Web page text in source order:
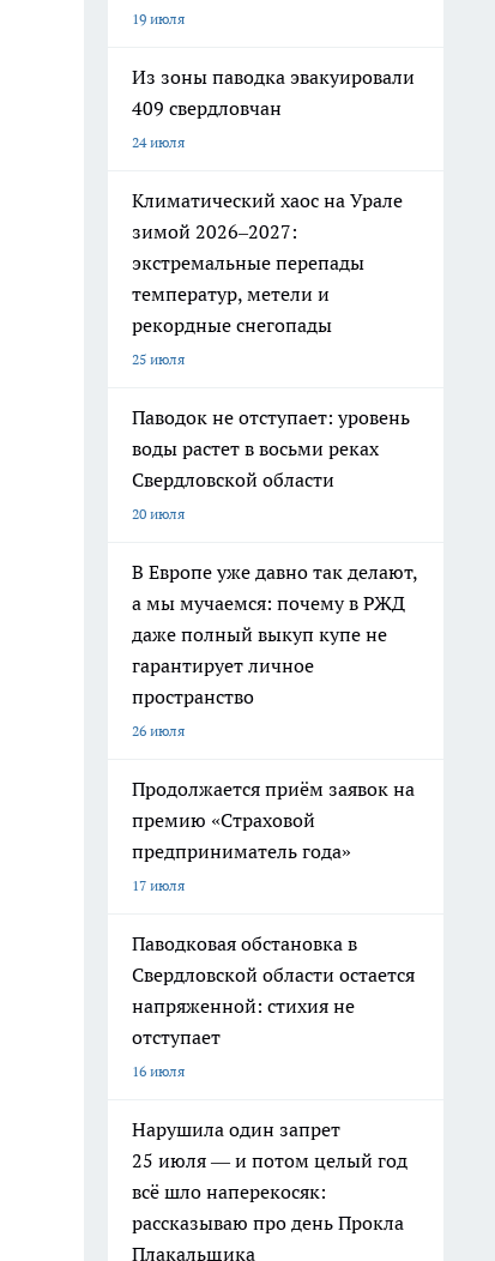
19 июля
Из зоны паводка эвакуировали
409 свердловчан
24 июля
Климатический хаос на Урале
зимой 2026–2027:
экстремальные перепады
температур, метели и
рекордные снегопады
25 июля
Паводок не отступает: уровень
воды растет в восьми реках
Свердловской области
20 июля
В Европе уже давно так делают,
а мы мучаемся: почему в РЖД
даже полный выкуп купе не
гарантирует личное
пространство
26 июля
Продолжается приём заявок на
премию «Страховой
предприниматель года»
17 июля
Паводковая обстановка в
Свердловской области остается
напряженной: стихия не
отступает
16 июля
Нарушила один запрет
25 июля — и потом целый год
всё шло наперекосяк:
рассказываю про день Прокла
Плакальщика